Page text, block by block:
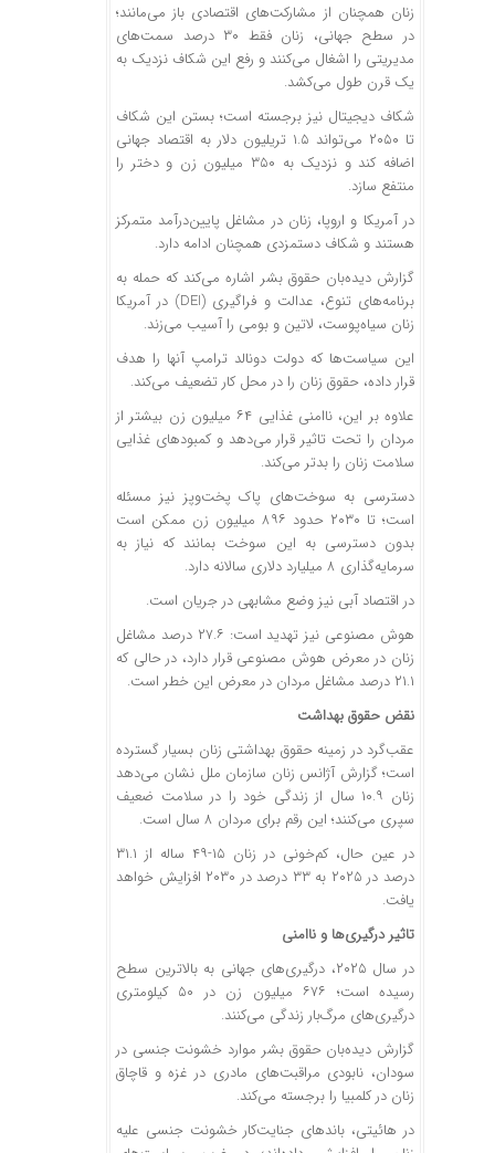
زنان همچنان از مشارکت‌های اقتصادی باز می‌مانند؛
در سطح جهانی، زنان فقط ۳۰ درصد سمت‌های
مدیریتی را اشغال می‌کنند و رفع این شکاف نزدیک به
یک قرن طول می‌کشد.
شکاف دیجیتال نیز برجسته است؛ بستن این شکاف
تا ۲۰۵۰ می‌تواند ۱.۵ تریلیون دلار به اقتصاد جهانی
اضافه کند و نزدیک به ۳۵۰ میلیون زن و دختر را
منتفع سازد.
در آمریکا و اروپا، زنان در مشاغل پایین‌درآمد متمرکز
هستند و شکاف دستمزدی همچنان ادامه دارد.
گزارش دیده‌بان حقوق بشر اشاره می‌کند که حمله به
برنامه‌های تنوع، عدالت و فراگیری (DEI) در آمریکا
زنان سیاه‌پوست، لاتین و بومی را آسیب می‌زند.
این سیاست‌ها که دولت دونالد ترامپ آنها را هدف
قرار داده، حقوق زنان را در محل کار تضعیف می‌کند.
علاوه بر این، ناامنی غذایی ۶۴ میلیون زن بیشتر از
مردان را تحت تاثیر قرار می‌دهد و کمبود‌های غذایی
سلامت زنان را بدتر می‌کند.
دسترسی به سوخت‌های پاک پخت‌وپز نیز مسئله
است؛ تا ۲۰۳۰ حدود ۸۹۶ میلیون زن ممکن است
بدون دسترسی به این سوخت بمانند که نیاز به
سرمایه‌گذاری ۸ میلیارد دلاری سالانه دارد.
در اقتصاد آبی نیز وضع مشابهی در جریان است.
هوش مصنوعی نیز تهدید است: ۲۷.۶ درصد مشاغل
زنان در معرض هوش مصنوعی قرار دارد، در حالی که
۲۱.۱ درصد مشاغل مردان در معرض این خطر است.
نقض حقوق بهداشت
عقب‌گرد در زمینه حقوق بهداشتی زنان بسیار گسترده
است؛ گزارش آژانس زنان سازمان ملل نشان می‌دهد
زنان ۱۰.۹ سال از زندگی خود را در سلامت ضعیف
سپری می‌کنند؛ این رقم برای مردان ۸ سال است.
در عین حال، کم‌خونی در زنان ۱۵-۴۹ ساله از ۳۱.۱
درصد در ۲۰۲۵ به ۳۳ درصد در ۲۰۳۰ افزایش خواهد
یافت.
تاثیر درگیری‌ها و ناامنی
در سال ۲۰۲۵، درگیری‌های جهانی به بالاترین سطح
رسیده است؛ ۶۷۶ میلیون زن در ۵۰ کیلومتری
درگیری‌های مرگ‌بار زندگی می‌کنند.
گزارش دیده‌بان حقوق بشر موارد خشونت جنسی در
سودان، نابودی مراقبت‌های مادری در غزه و قاچاق
زنان در کلمبیا را برجسته می‌کند.
در هائیتی، باند‌های جنایت‌کار خشونت جنسی علیه